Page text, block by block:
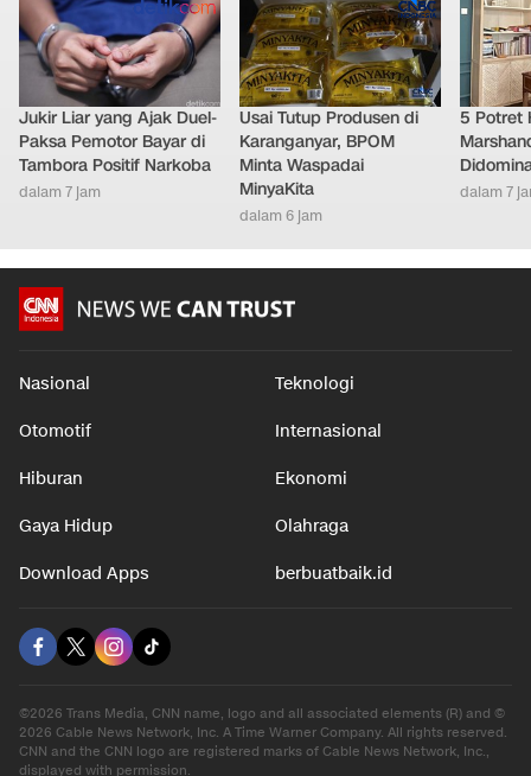
Jukir Liar yang Ajak Duel-
Paksa Pemotor Bayar di
Tambora Positif Narkoba
dalam 7 jam
Usai Tutup Produsen di
Karanganyar, BPOM
Minta Waspadai
MinyaKita
dalam 6 jam
5 Potret
dalam 7
Nasional Teknologi
Otomotif Internasional
Hiburan Ekonomi
Gaya Hidup Olahraga
Download Apps berbuatbaik.id
©2026 Trans Media, CNN name, logo and all associated elements (R) and ©
2026 Cable News Network, Inc. A Time Warner Company. All rights reserved.
CNN and the CNN logo are registered marks of Cable News Network, Inc.,
displayed with permission.